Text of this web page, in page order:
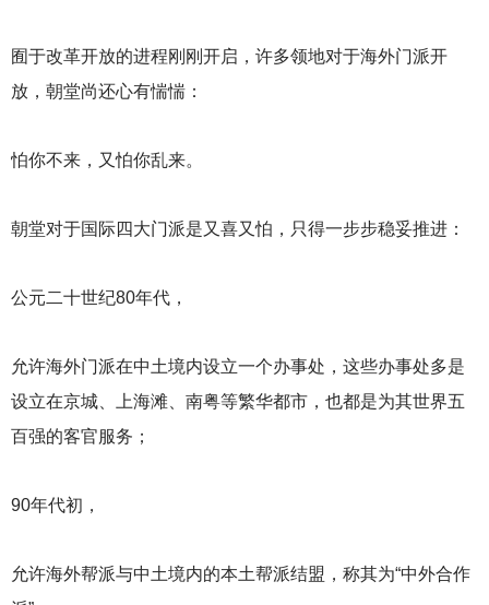
囿于改革开放的进程刚刚开启，许多领地对于海外门派开
放，朝堂尚还心有惴惴：
怕你不来，又怕你乱来。
朝堂对于国际四大门派是又喜又怕，只得一步步稳妥推进：
公元二十世纪80年代，
允许海外门派在中土境内设立一个办事处，这些办事处多是
设立在京城、上海滩、南粤等繁华都市，也都是为其世界五
百强的客官服务；
90年代初，
允许海外帮派与中土境内的本土帮派结盟，称其为“中外合作